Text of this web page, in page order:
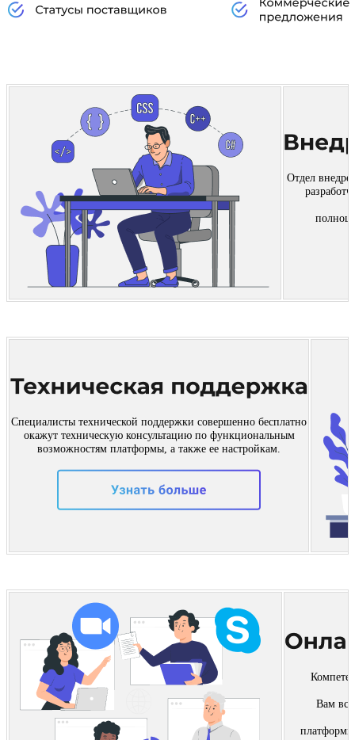
Отдел
Специалисты технической поддержки совершенно бесплатно
окажут техническую консультацию по функциональным
возможностям платформы, а также ее настройкам.
Вам